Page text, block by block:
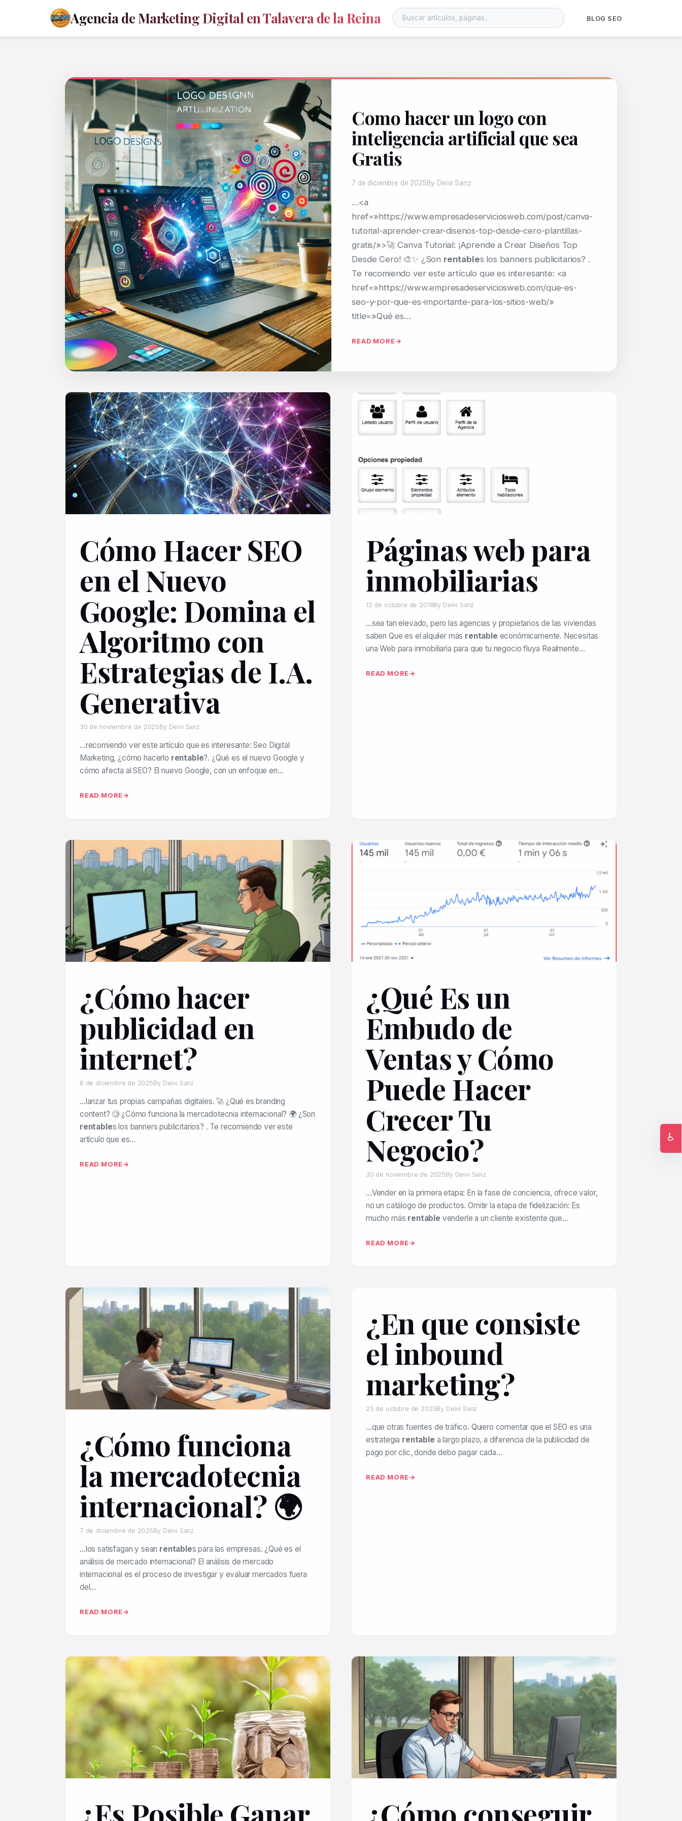
Agencia de Marketing Digital en Talavera de la Reina BLOG SEO
Como hacer un logo con
inteligencia artificial que sea
Gratis
7 de diciembre de 2025By Deivi Sanz
…<a
href=»https://www.empresadeserviciosweb.com/post/canva-
tutorial-aprender-crear-disenos-top-desde-cero-plantillas-
gratis/»>🚀 Canva Tutorial: ¡Aprende a Crear Diseños Top
Desde Cero! 🎨✨ ¿Son rentables los banners publicitarios? .
Te recomiendo ver este artículo que es interesante: <a
href=»https://www.empresadeserviciosweb.com/que-es-
seo-y-por-que-es-importante-para-los-sitios-web/»
title=»Qué es…
READ MORE
Cómo Hacer SEO
en el Nuevo
Google: Domina el
Algoritmo con
Estrategias de I.A.
Generativa
30 de noviembre de 2025By Deivi Sanz
…recomiendo ver este artículo que es interesante: Seo Digital
Marketing, ¿cómo hacerlo rentable?. ¿Qué es el nuevo Google y
cómo afecta al SEO? El nuevo Google, con un enfoque en…
READ MORE
Páginas web para
inmobiliarias
12 de octubre de 2018By Deivi Sanz
…sea tan elevado, pero las agencias y propietarios de las viviendas
saben Que es el alquiler más rentable económicamente. Necesitas
una Web para inmobiliaria para que tu negocio fluya Realmente…
READ MORE
¿Cómo hacer
publicidad en
internet?
8 de diciembre de 2025By Deivi Sanz
…lanzar tus propias campañas digitales. 🚀 ¿Qué es branding
content? 🧐 ¿Cómo funciona la mercadotecnia internacional? 🌍 ¿Son
rentables los banners publicitarios? . Te recomiendo ver este
artículo que es…
READ MORE
¿Qué Es un
Embudo de
Ventas y Cómo
Puede Hacer
Crecer Tu
Negocio?
30 de noviembre de 2025By Deivi Sanz
…Vender en la primera etapa: En la fase de conciencia, ofrece valor,
no un catálogo de productos. Omitir la etapa de fidelización: Es
mucho más rentable venderle a un cliente existente que…
READ MORE
¿Cómo funciona
la mercadotecnia
internacional? 🌍
7 de diciembre de 2025By Deivi Sanz
…los satisfagan y sean rentables para las empresas. ¿Qué es el
análisis de mercado internacional? El análisis de mercado
internacional es el proceso de investigar y evaluar mercados fuera
del…
READ MORE
¿En que consiste
el inbound
marketing?
25 de octubre de 2025By Deivi Sanz
…que otras fuentes de tráfico. Quiero comentar que el SEO es una
estrategia rentable a largo plazo, a diferencia de la publicidad de
pago por clic, donde debo pagar cada…
READ MORE
♿